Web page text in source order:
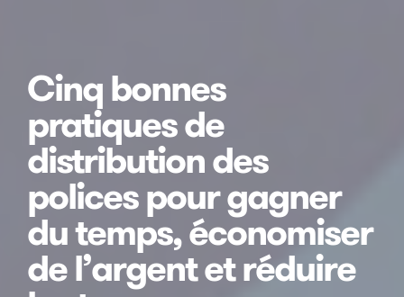
Cinq bonnes
pratiques de
distribution des
polices pour gagner
du temps, économiser
de l’argent et réduire